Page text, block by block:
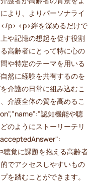
より、よりパーソナライ
p> <p>絆を深めるだけで
や記憶の想起を促す役割
高齢者にとって特に心の
や特定のテーマを用いる
然に経験を共有するのを
介護の日常に組み込むこ
介護全体の質を高めるこ
認知機能や聴
のようにストーリーテリ
覚に課題を抱える高齢者
でアクセスしやすいもの
を踏むことができます。